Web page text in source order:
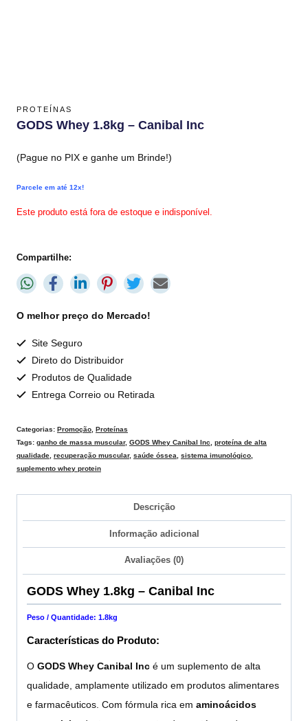
PROTEÍNAS
GODS Whey 1.8kg – Canibal Inc
(Pague no PIX e ganhe um Brinde!)
Parcele em até 12x!
Este produto está fora de estoque e indisponível.
Compartilhe:
O melhor preço do Mercado!
Site Seguro
Direto do Distribuidor
Produtos de Qualidade
Entrega Correio ou Retirada
Categorias: Promoção Proteínas
Tags: ganho de massa muscular, GODS Whey Canibal Inc
proteína de alta
qualidade recuperação muscular, saúde óssea sistema imunológico
suplemento whey protein
Descrição
Informação adicional
Avaliações (0)
GODS Whey 1.8kg – Canibal Inc
Peso / Quantidade: 1.8kg
Características do Produto:
O GODS Whey Canibal Inc é um suplemento de alta
qualidade, amplamente utilizado em produtos alimentares
e farmacêuticos. Com fórmula rica em aminoácidos